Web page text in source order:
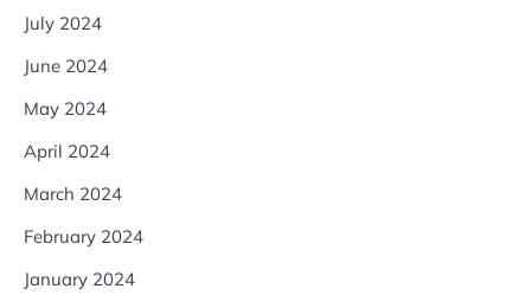
July 2024
June 2024
May 2024
April 2024
March 2024
February 2024
January 2024